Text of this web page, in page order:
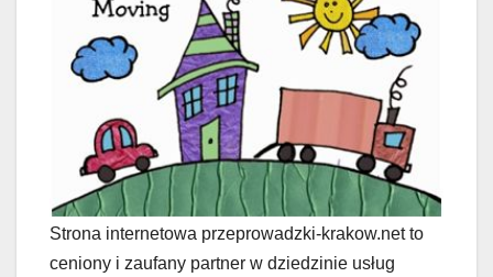
Strona internetowa przeprowadzki-krakow.net to
ceniony i zaufany partner w dziedzinie usług